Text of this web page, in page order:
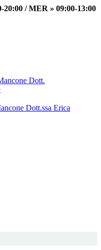
/ MER » 09:00-13:00
Dott.
Dott.ssa Erica